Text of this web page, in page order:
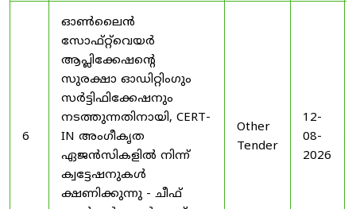
6
ഓൺലൈൻ
സോഫ്റ്റ്‌വെയർ
ആപ്ലിക്കേഷന്റെ
സുരക്ഷാ ഓഡിറ്റിംഗും
സർട്ടിഫിക്കേഷനും
നടത്തുന്നതിനായി, CERT-
IN അംഗീകൃത
ഏജൻസികളിൽ നിന്ന്
ക്വട്ടേഷനുകൾ
ക്ഷണിക്കുന്നു - ചീഫ്
Other
Tender
12-
08-
2026